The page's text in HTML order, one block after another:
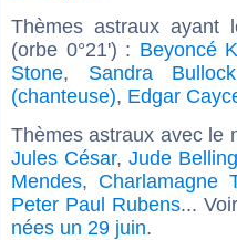
Thèmes astraux ayant
(orbe 0°21') : Beyoncé
Stone, Sandra Bullock
(chanteuse), Edgar
Thèmes astraux avec le
Jules César, Jude
Mendes, Charlamagne
Peter Paul Rubens...
nées un 29 juin.